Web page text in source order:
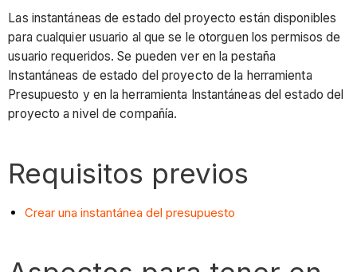
Las instantáneas de estado del proyecto están disponibles
para cualquier usuario al que se le otorguen los permisos de
usuario requeridos. Se pueden ver en la pestaña
Instantáneas de estado del proyecto de la herramienta
Presupuesto y en la herramienta Instantáneas del estado del
proyecto a nivel de compañía.
Requisitos previos
Crear una instantánea del presupuesto